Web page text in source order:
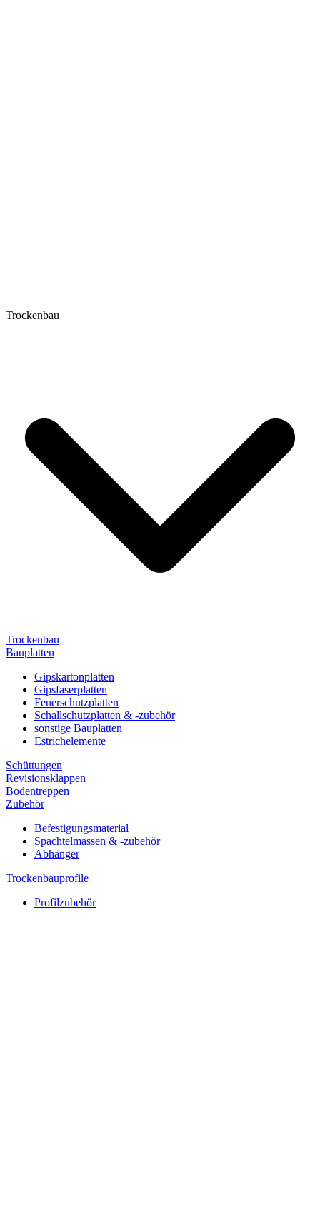
Trockenbau
Trockenbau
Bauplatten
Gipskartonplatten
Gipsfaserplatten
Feuerschutzplatten
Schallschutzplatten & -zubehör
sonstige Bauplatten
Estrichelemente
Schüttungen
Revisionsklappen
Bodentreppen
Zubehör
Befestigungsmaterial
Spachtelmassen & -zubehör
Abhänger
Trockenbauprofile
Profilzubehör